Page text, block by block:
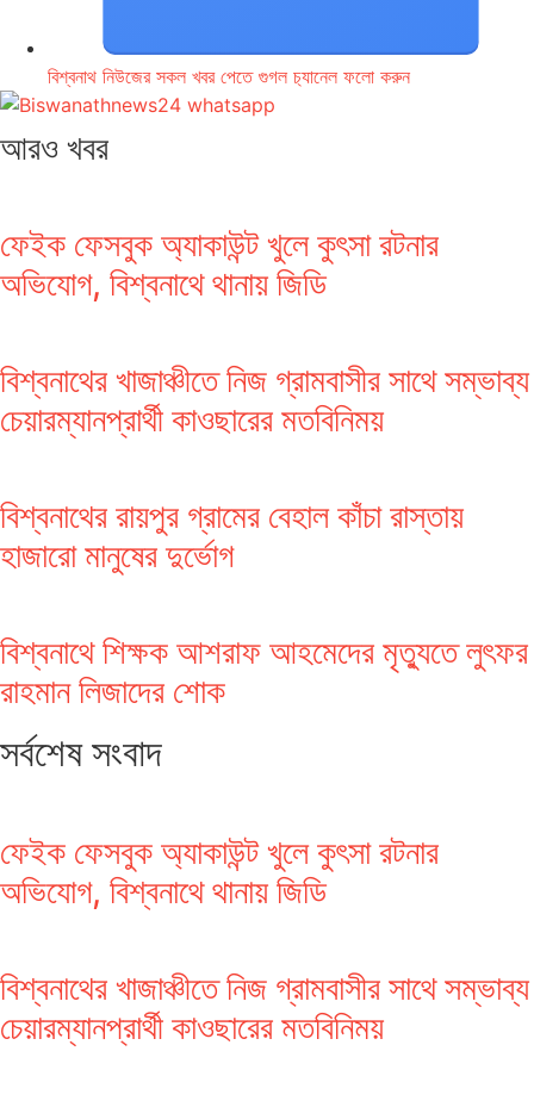
বিশ্বনাথ নিউজের সকল খবর পেতে গুগল চ‌্যানেল ফলো করুন
আরও খবর
ফেইক ফেসবুক অ্যাকাউন্ট খুলে কুৎসা রটনার
অভিযোগ, বিশ্বনাথে থানায় জিডি
বিশ্বনাথের খাজাঞ্চীতে নিজ গ্রামবাসীর সাথে সম্ভাব্য
চেয়ারম্যানপ্রার্থী কাওছারের মতবিনিময়
বিশ্বনাথের রায়পুর গ্রামের বেহাল কাঁচা রাস্তায়
হাজারো মানুষের দুর্ভোগ
বিশ্বনাথে শিক্ষক আশরাফ আহমেদের মৃত্যুতে লুৎফর
রাহমান লিজাদের শোক
সর্বশেষ সংবাদ
ফেইক ফেসবুক অ্যাকাউন্ট খুলে কুৎসা রটনার
অভিযোগ, বিশ্বনাথে থানায় জিডি
বিশ্বনাথের খাজাঞ্চীতে নিজ গ্রামবাসীর সাথে সম্ভাব্য
চেয়ারম্যানপ্রার্থী কাওছারের মতবিনিময়